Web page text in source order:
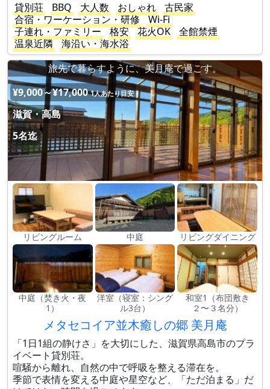
貸別荘
BBQ 大人数 おしゃれ
古民家
合宿・ワーケーション・研修
Wi-Fi
子連れ・ファミリー
格安 花火OK
全館禁煙
温泉近隣
海沿い・海水浴
旅先で暮らすように、美月庵で過ごす。
¥9,000～¥17,000 1人あたり目安
滋賀・高島
5名迄
リビングルーム 中庭 リビングダイニング
中庭（焚き火・夜
1）
洋室（寝室：シング
ル3台）
和室1（布団敷き
２〜３名分）
メタセコイア並木癒しの郷 美月庵
「1日1組の静けさ」を大切にした、滋賀県高島市のプラ
イベート貸別荘。
喧騒から離れ、自然の中で呼吸を整える滞在を。
季節で表情を変える中庭や星空など、「ただ泊まる」だ